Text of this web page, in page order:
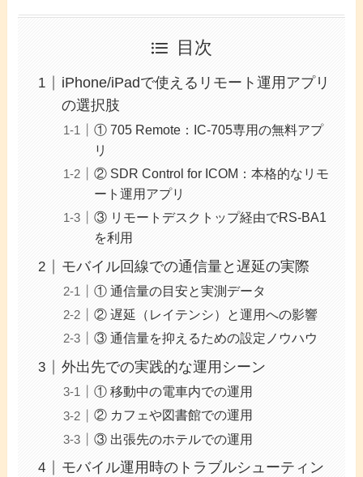
目次
iPhone/iPadで使えるリモート運用アプリ
の選択肢
① 705 Remote：IC-705専用の無料アプ
リ
② SDR Control for ICOM：本格的なリモ
ート運用アプリ
③ リモートデスクトップ経由でRS-BA1
を利用
モバイル回線での通信量と遅延の実際
① 通信量の目安と実測データ
② 遅延（レイテンシ）と運用への影響
③ 通信量を抑えるための設定ノウハウ
外出先での実践的な運用シーン
① 移動中の電車内での運用
② カフェや図書館での運用
③ 出張先のホテルでの運用
モバイル運用時のトラブルシューティン